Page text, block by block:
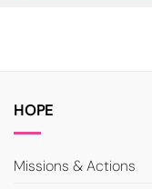
HOPE
Missions & Actions